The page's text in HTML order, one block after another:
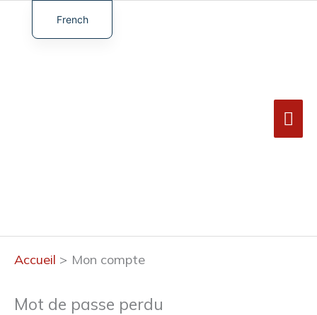
Aller
contenu
Accueil Mon compte
Mot de passe perdu
French
English